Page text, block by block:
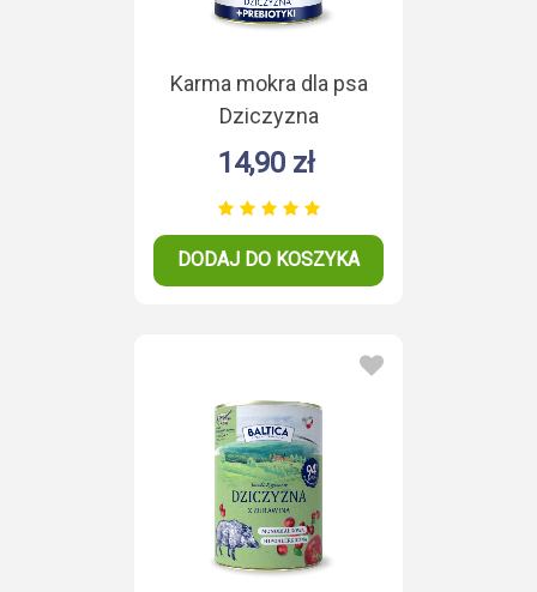
Karma mokra dla psa
Dziczyzna
Monoproteina 400g
14,90 zł
DODAJ DO KOSZYKA